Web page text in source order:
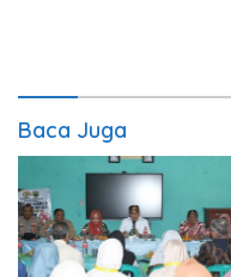
Baca Juga